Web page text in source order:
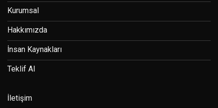
Kurumsal
Hakkımızda
İnsan Kaynakları
Teklif Al
İletişim